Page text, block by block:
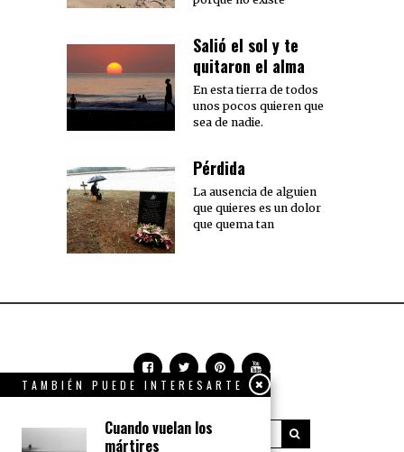
Salió el sol y te
quitaron el alma
En esta tierra de todos
unos pocos quieren que
sea de nadie.
Pérdida
La ausencia de alguien
que quieres es un dolor
que quema tan
TAMBIÉN PUEDE INTERESARTE
Cuando vuelan los
mártires